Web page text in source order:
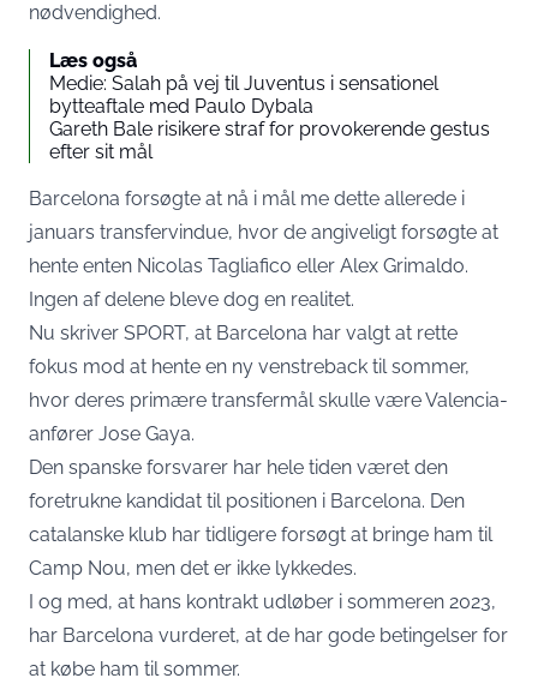
nødvendighed.
Læs også
Medie: Salah på vej til Juventus i sensationel
bytteaftale med Paulo Dybala
Gareth Bale risikere straf for provokerende gestus
efter sit mål
Barcelona forsøgte at nå i mål me dette allerede i
januars transfervindue, hvor de angiveligt forsøgte at
hente enten Nicolas Tagliafico eller Alex Grimaldo.
Ingen af delene bleve dog en realitet.
Nu skriver SPORT, at Barcelona har valgt at rette
fokus mod at hente en ny venstreback til sommer,
hvor deres primære transfermål skulle være Valencia-
anfører Jose Gaya.
Den spanske forsvarer har hele tiden været den
foretrukne kandidat til positionen i Barcelona. Den
catalanske klub har tidligere forsøgt at bringe ham til
Camp Nou, men det er ikke lykkedes.
I og med, at hans kontrakt udløber i sommeren 2023,
har Barcelona vurderet, at de har gode betingelser for
at købe ham til sommer.